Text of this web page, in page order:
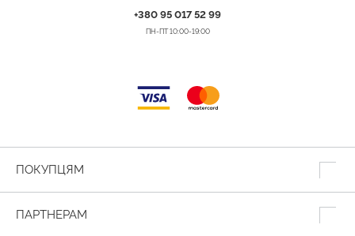
+380 95 017 52 99
ПН-ПТ 10:00-19:00
ПОКУПЦЯМ
ПАРТНЕРАМ